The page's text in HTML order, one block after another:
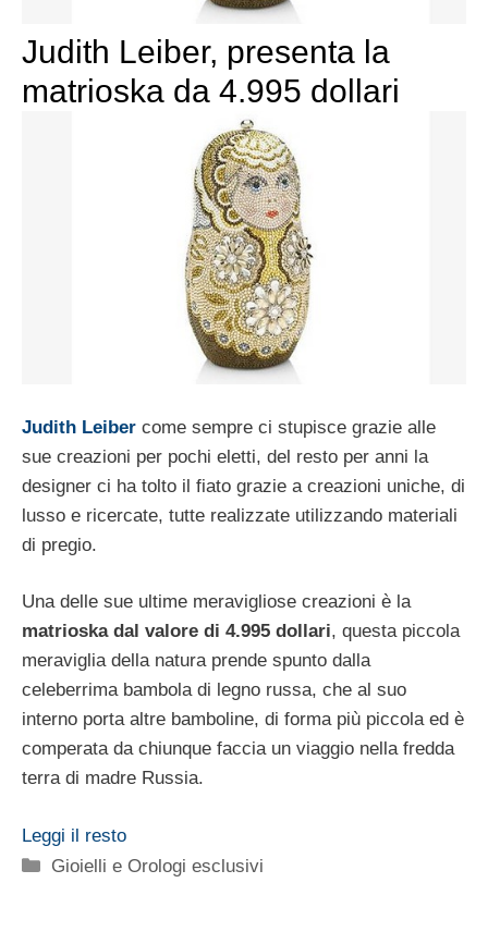
Judith Leiber, presenta la
matrioska da 4.995 dollari
Judith Leiber come sempre ci stupisce grazie alle
sue creazioni per pochi eletti, del resto per anni la
designer ci ha tolto il fiato grazie a creazioni uniche, di
lusso e ricercate, tutte realizzate utilizzando materiali
di pregio.
Una delle sue ultime meravigliose creazioni è la
matrioska dal valore di 4.995 dollari, questa piccola
meraviglia della natura prende spunto dalla
celeberrima bambola di legno russa, che al suo
interno porta altre bamboline, di forma più piccola ed è
comperata da chiunque faccia un viaggio nella fredda
terra di madre Russia.
Leggi il resto
Categorie
Gioielli e Orologi esclusivi